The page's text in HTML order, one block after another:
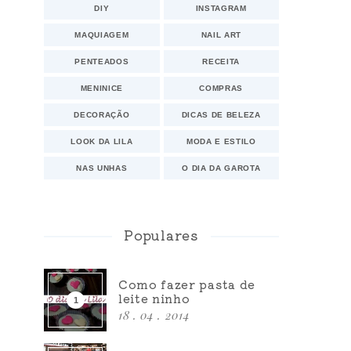
DIY INSTAGRAM
MAQUIAGEM NAIL ART
PENTEADOS RECEITA
MENINICE COMPRAS
DECORAÇÃO DICAS DE BELEZA
LOOK DA LILA MODA E ESTILO
NAS UNHAS O DIA DA GAROTA
Populares
Como fazer pasta de
leite ninho
18 . 04 . 2014